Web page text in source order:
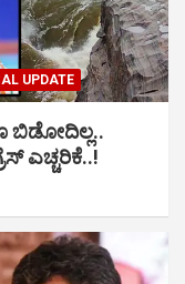
UPDATE
ಬಿಡೋದಿಲ್ಲ..
ಎಚ್ಚರಿಕೆ..!